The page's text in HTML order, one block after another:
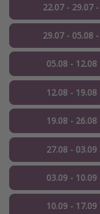
22.07 - 29.07
29.07 - 05.08
05.08 - 12.08
12.08 - 19.08
19.08 - 26.08
27.08 - 03.09
03.09 - 10.09
10.09 - 17.09